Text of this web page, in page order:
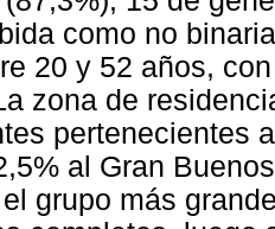
como no
20 y 52 años,
zona de
pertenecientes
al Gran
grupo más